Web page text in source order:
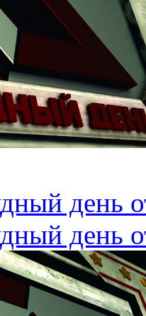
день
день